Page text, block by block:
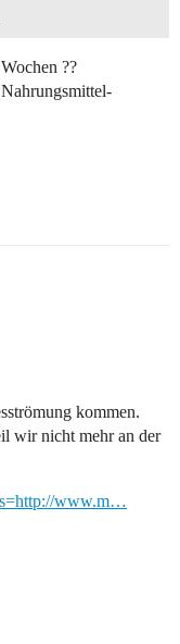
??
kommen.
wir nicht mehr an der
www.m…